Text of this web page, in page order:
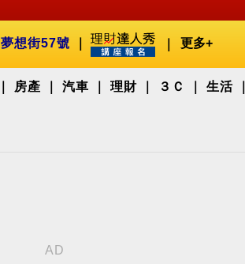
夢想街57號 更多+
房產 汽車 理財 ３Ｃ 生活